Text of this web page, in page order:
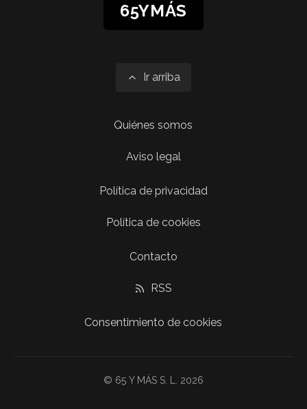
65YMÁS
Ir arriba
Quiénes somos
Aviso legal
Política de privacidad
Política de cookies
Contacto
RSS
Consentimiento de cookies
© 65 Y MÁS S. L. 2026